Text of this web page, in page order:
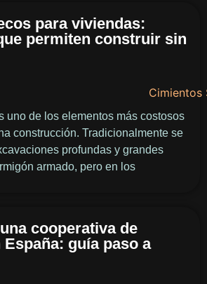
para viviendas:
permiten construir sin
uno de los elementos más costosos
construcción. Tradicionalmente se
profundas y grandes
armado, pero en los
cooperativa de
guía paso a